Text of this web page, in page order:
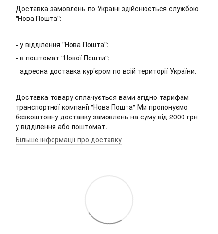
Доставка замовлень по Україні здійснюється службою
"Нова Пошта":
- у відділення "Нова Пошта";
- в поштомат "Нової Пошти";
- адресна доставка кур’єром по всій території України.
Доставка товару сплачується вами згідно тарифам
транспортної компанії "Нова Пошта" Ми пропонуємо
безкоштовну доставку замовлень на суму від 2000 грн
у відділення або поштомат.
Більше інформації про доставку